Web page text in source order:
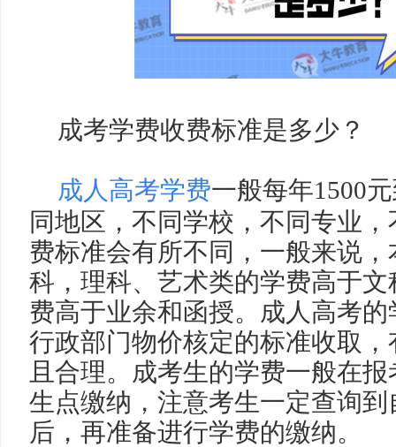
成考学费收费标准是多少？
成人高考学费一般每年1500
同地区，不同学校，不同专业
费标准会有所不同，一般来说
科，理科、艺术类的学费高于
费高于业余和函授。成人高考
行政部门物价核定的标准收取
且合理。成考生的学费一般在
生点缴纳，注意考生一定查询
后，再准备进行学费的缴纳。